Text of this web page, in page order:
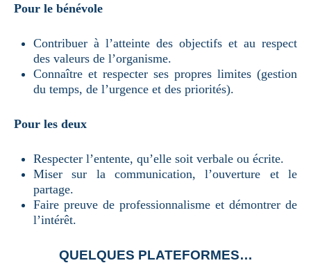
Pour le bénévole
Contribuer à l’atteinte des objectifs et au respect
des valeurs de l’organisme.
Connaître et respecter ses propres limites (gestion
du temps, de l’urgence et des priorités).
Pour les deux
Respecter l’entente, qu’elle soit verbale ou écrite.
Miser sur la communication, l’ouverture et le
partage.
Faire preuve de professionnalisme et démontrer de
l’intérêt.
QUELQUES PLATEFORMES…